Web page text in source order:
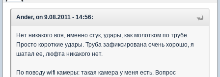
Ander, on 9.08.2011 - 14:56:
Нет никакого воя, именно стук, удары, как молотком по трубе.
Просто короткие удары. Труба зафиксирована очень хорошо, я
шатал ее, люфта никакого нет.
По поводу wifi камеры: такая камера у меня есть. Вопрос